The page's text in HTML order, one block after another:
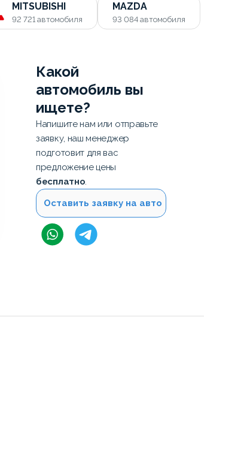
MITSUBISHI
92 721 автомобиля
MAZDA
93 084 автомобиля
Какой
автомобиль вы
ищете?
Напишите нам или отправьте
заявку, наш менеджер
подготовит для вас
предложение цены
бесплатно.
Оставить заявку на авто